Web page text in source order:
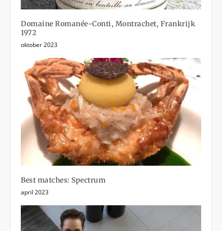
Domaine Romanée-Conti, Montrachet, Frankrijk
1972
oktober 2023
Best matches: Spectrum
april 2023